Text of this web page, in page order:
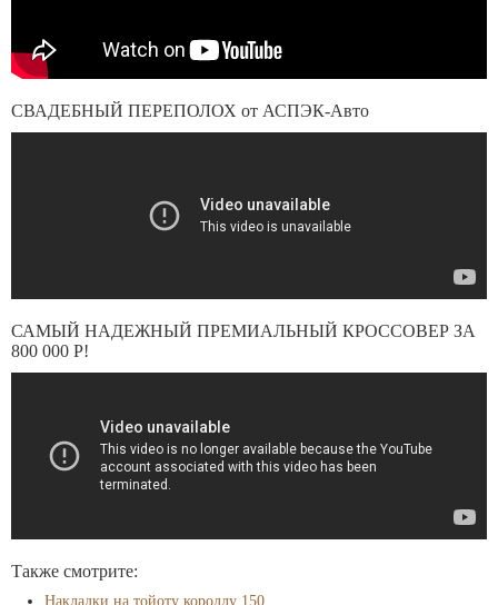
СВАДЕБНЫЙ ПЕРЕПОЛОХ от АСПЭК-Авто
САМЫЙ НАДЕЖНЫЙ ПРЕМИАЛЬНЫЙ КРОССОВЕР ЗА
800 000 Р!
Также смотрите:
Накладки на тойоту короллу 150